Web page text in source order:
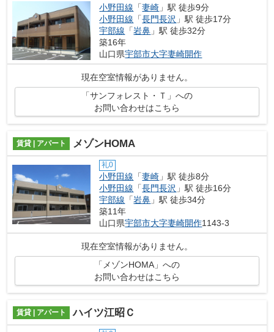
小野田線 「妻崎 」駅 徒歩9分
小野田線 「長門長沢 」駅 徒歩17分
宇部線 「岩鼻 」駅 徒歩32分
築16年
山口県宇部市大字妻崎開作
現在空室情報がありません。
「サンフォレスト・Ｔ」への
お問い合わせはこちら
賃貸 | アパート メゾンHOMA
礼0
小野田線 「妻崎 」駅 徒歩8分
小野田線 「長門長沢 」駅 徒歩16分
宇部線 「岩鼻 」駅 徒歩34分
築11年
山口県宇部市大字妻崎開作1143-3
現在空室情報がありません。
「メゾンHOMA」への
お問い合わせはこちら
賃貸 | アパート ハイツ江昭Ｃ